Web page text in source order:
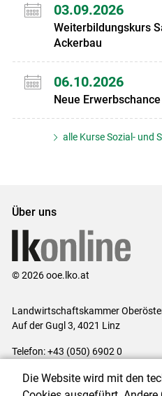
03.09.2026
Weiterbildungskurs
Ackerbau
06.10.2026
Neue
alle Kurse Sozial- und
Über uns
© 2026 ooe.lko.at
Landwirtschaftskammer
Auf der Gugl 3, 4021 Linz
Telefon: +43 (050) 6902 0
Impressum|Kontakt|
Die Website wird mit den